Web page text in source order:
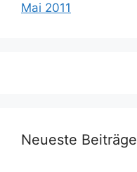
Mai 2011
Neueste Beiträge